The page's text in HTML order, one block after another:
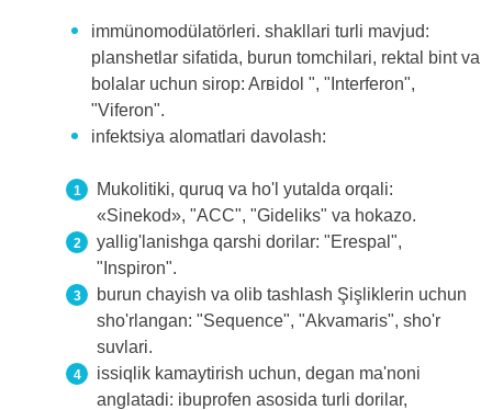
immünomodülatörleri. shakllari turli mavjud:
planshetlar sifatida, burun tomchilari, rektal bint va
bolalar uchun sirop: Arʙidol ", "Interferon",
"Viferon".
infektsiya alomatlari davolash:
Mukolitiki, quruq va ho'l yutalda orqali:
«Sinekod», "ACC", "Gideliks" va hokazo.
yallig'lanishga qarshi dorilar: "Erespal",
"Inspiron".
burun chayish va olib tashlash Şişliklerin uchun
sho'rlangan: "Sequence", "Akvamaris", sho'r
suvlari.
issiqlik kamaytirish uchun, degan ma'noni
anglatadi: ibuprofen asosida turli dorilar,